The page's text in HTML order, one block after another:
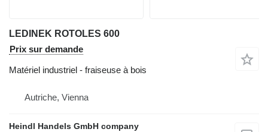
LEDINEK ROTOLES 600
Prix sur demande
Matériel industriel - fraiseuse à bois
Autriche, Vienna
Heindl Handels GmbH company